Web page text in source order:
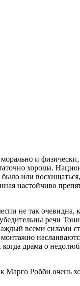
и
хороша.
или
настойчиво
не так
речи
всеми силами
когда драма о
Марго Робби очень